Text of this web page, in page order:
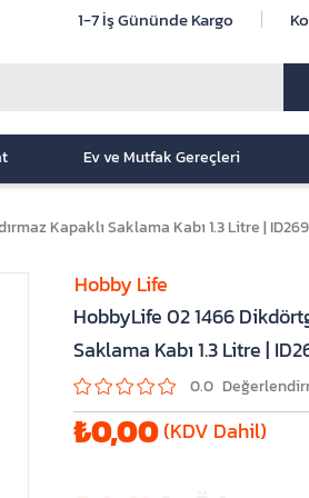
1-7 İş Gününde Kargo
Ev ve Mutfak Gereçleri
Kapaklı Saklama Kabı 1.3 Litre |
HobbyLife 02 1466
Saklama Kabı 1.3 Litre |
0.0
₺0,00(KDV Dahil)
Hobby Life